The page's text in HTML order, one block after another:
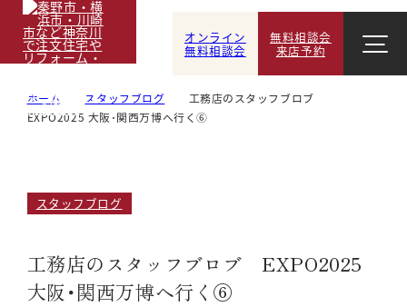
オンライン
無料相談会
無料相談会
来店予約
ホーム スタッフブログ
工務店のスタッフブロブ
EXPO2025 大阪･関西万博へ行く⑥
スタッフブログ
工務店のスタッフブロブ EXPO2025
大阪･関西万博へ行く⑥